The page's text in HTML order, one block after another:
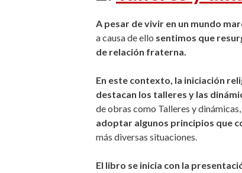
A pesar de vivir en un mundo
a causa de ello sentimos que
de relación fraterna.
En este contexto, la iniciación
destacan los talleres y las
de obras como Talleres y dinámicas,
adoptar algunos principios que
más diversas situaciones.
El libro se inicia con la